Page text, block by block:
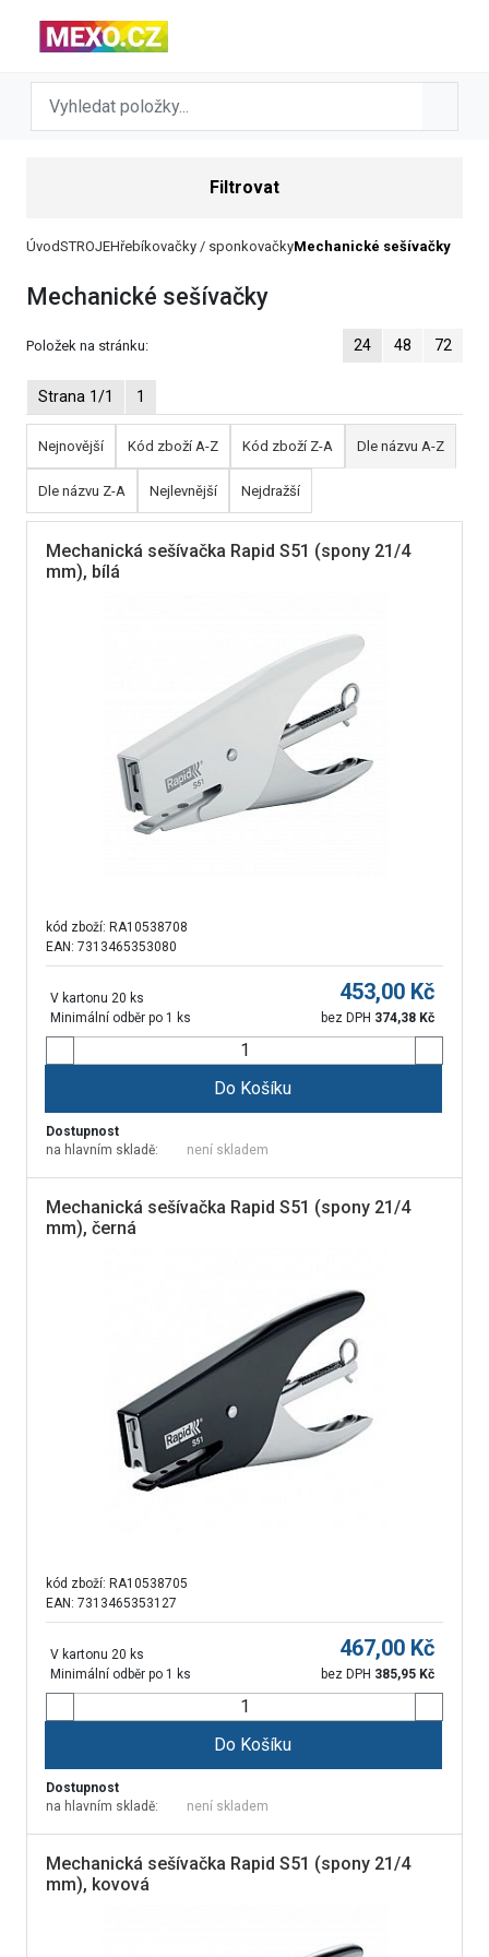
Filtrovat
ÚvodSTROJEHřebíkovačky / sponkovačkyMechanické sešívačky
Mechanické sešívačky
Položek na stránku: 24 48 72
Strana 1/1 1
Nejnovější Kód zboží A-Z Kód zboží Z-A Dle názvu A-Z
Dle názvu Z-A Nejlevnější Nejdražší
Mechanická sešívačka Rapid S51 (spony 21/4
mm), bílá
kód zboží: RA10538708
EAN: 7313465353080
V kartonu 20 ks
Minimální odběr po 1 ks
453,00 Kč
bez DPH 374,38 Kč
Do Košíku
Dostupnost
na hlavním skladě:
není skladem
Mechanická sešívačka Rapid S51 (spony 21/4
mm), černá
kód zboží: RA10538705
EAN: 7313465353127
V kartonu 20 ks
Minimální odběr po 1 ks
467,00 Kč
bez DPH 385,95 Kč
Do Košíku
Dostupnost
na hlavním skladě:
není skladem
Mechanická sešívačka Rapid S51 (spony 21/4
mm), kovová